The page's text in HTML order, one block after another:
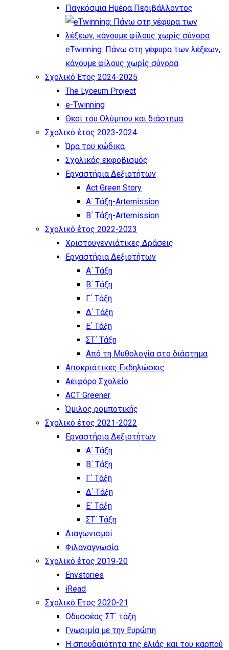
Παγκόσμια Ημέρα Περιβάλλοντος
eTwinning: Πάνω στη γέφυρα των λέξεων,
κάνουμε φίλους χωρίς σύνορα
Σχολικό Έτος 2024-2025
The Lyceum Project
e-Twinning
Θεοί του Ολύμπου και διάστημα
Σχολικό έτος 2023-2024
Ώρα του κώδικα
Σχολικός εκφοβισμός
Εργαστήρια Δεξιοτήτων
Act Green Story
Α΄ Τάξη-Artemission
Β΄ Τάξη-Artemission
Σχολικό έτος 2022-2023
Χριστουγεννιάτικες Δράσεις
Εργαστήρια Δεξιοτήτων
Α΄ Τάξη
Β΄ Τάξη
Γ΄ Τάξη
Δ΄ Τάξη
Ε΄ Τάξη
ΣΤ΄ Τάξη
Από τη Μυθολογία στο διάστημα
Αποκριάτικες Εκδηλώσεις
Αειφόρο Σχολείο
ACT Greener
Όμιλος ρομποτικής
Σχολικό έτος 2021-2022
Εργαστήρια Δεξιοτήτων
Α΄ Τάξη
Β΄ Τάξη
Γ΄ Τάξη
Δ΄ Τάξη
Ε΄ Τάξη
ΣΤ΄ Τάξη
Διαγωνισμοί
Φιλαναγνωσία
Σχολικό έτος 2019-20
Envstories
iRead
Σχολικό Έτος 2020-21
Οδυσσέας ΣΤ΄ τάξη
Γνωριμία με την Ευρώπη
Η σπουδαιότητα της ελιάς και του καρπού